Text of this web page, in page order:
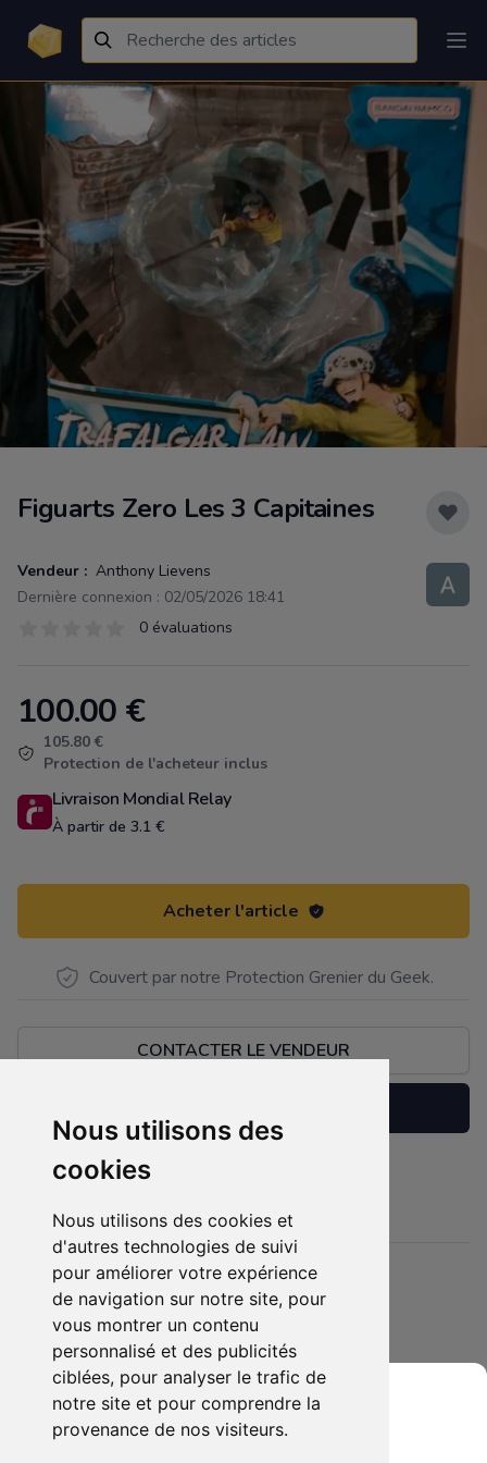
Nous utilisons des
cookies
Nous utilisons des cookies et
d'autres technologies de suivi
pour améliorer votre expérience
de navigation sur notre site, pour
vous montrer un contenu
personnalisé et des publicités
ciblées, pour analyser le trafic de
notre site et pour comprendre la
provenance de nos visiteurs.
Figuarts Zero Les 3 Capitaines
Vendeur : Anthony Lievens
Dernière connexion : 02/05/2026 18:41
0 évaluations
Product information
100.00 €
105.80 €
Protection de l'acheteur inclus
Livraison Mondial Relay
À partir de 3.1 €
Acheter l'article
Couvert par notre Protection Grenier du Geek.
CONTACTER LE VENDEUR
A négocier jamais ouvert
Détails
Etat : 5 sur 5 étoiles
- Neuf emballé
Membres intéressés : 0 x
Mis en ligne le :
01/05/2026
Tags :
luffy trafalgarlaw one piece